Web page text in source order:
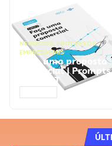
NEGÓCIOS, PROCESSOS
EMPRESARIAIS
Faça uma proposta
comercial | Prompts
ChatGPT